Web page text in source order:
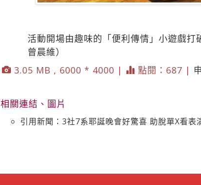
活動開場由趣味的「便利傳情」小遊戲
曾晨維）
3.05 MB , 6000 * 4000 |
點閱：687 |
相關連結、圖片
引用新聞：3社7系耶誕晚會好驚喜 助脫單X看表